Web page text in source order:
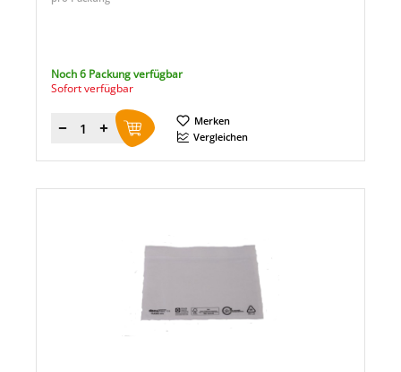
Noch 6 Packung verfügbar
Sofort verfügbar
Menge
Merken
Vergleichen